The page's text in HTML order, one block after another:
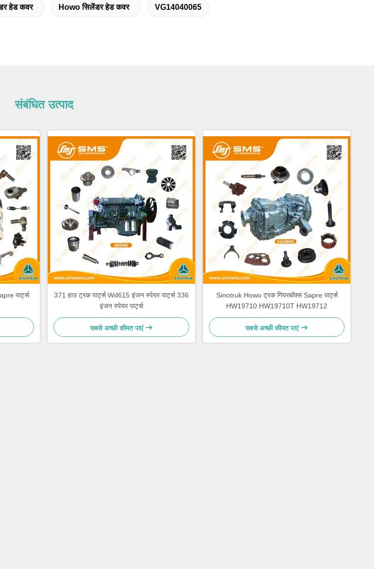
हेड कवर Howo सिलेंडर हेड कवर VG14040065
संबंधित उत्पाद
पार्ट्स
371 हाउ ट्रक पार्ट्स Wd615 इंजन स्पेयर पार्ट्स 336
इंजन स्पेयर पार्ट्स
सबसे अच्छी कीमत पाएं
Sinotruk Howo ट्रक गियरबॉक्स Sapre पार्ट्स
HW19710 HW19710T HW19712
सबसे अच्छी कीमत पाएं